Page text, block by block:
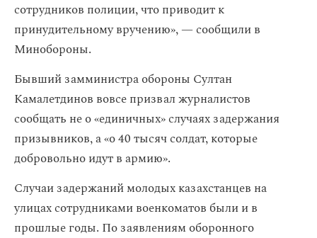
сотрудников полиции, что приводит к
принудительному вручению», — сообщили в
Минобороны.
Бывший замминистра обороны Султан
Камалетдинов вовсе призвал журналистов
сообщать не о «единичных» случаях задержания
призывников, а «о 40 тысяч солдат, которые
добровольно идут в армию».
Случаи задержаний молодых казахстанцев на
улицах сотрудниками военкоматов были и в
прошлые годы. По заявлениям оборонного